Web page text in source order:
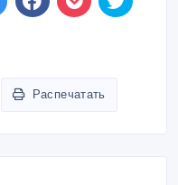
Распечатать